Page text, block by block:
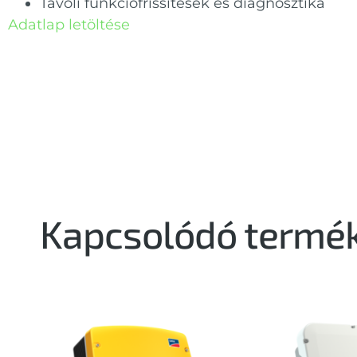
Adatlap letöltése
Kapcsolódó